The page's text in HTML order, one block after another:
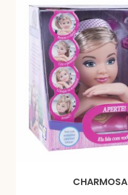
CHARMOSA